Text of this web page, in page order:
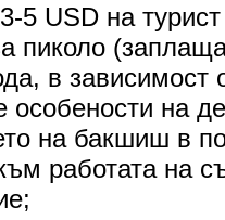
5 USD на
пиколо
в зависимост
особености на
на бакшиш в
работата на